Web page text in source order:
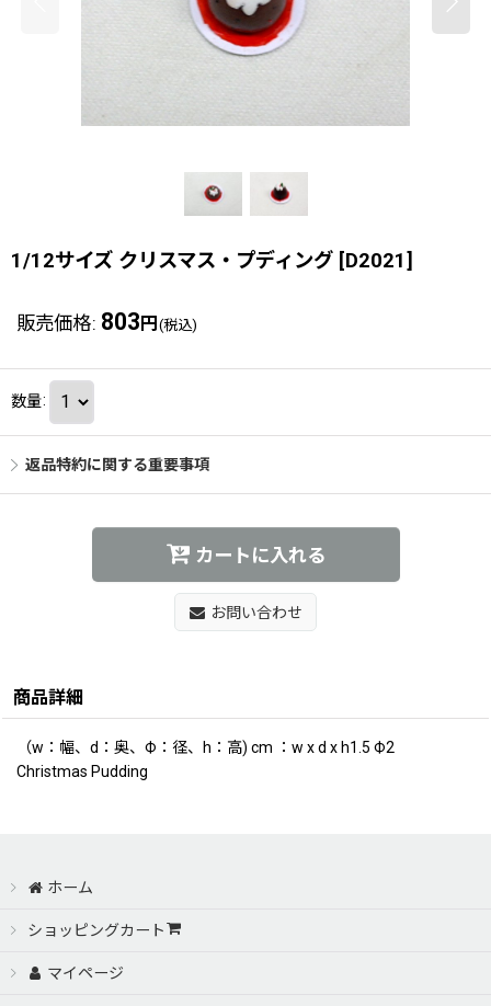
1/12サイズ クリスマス・プディング [D2021]
販売価格: 803 円 (税込)
数量:
返品特約に関する重要事項
カートに入れる
お問い合わせ
商品詳細
（w：幅、d：奥、Ф：径、h：高) cm ：w x d x h1.5 Ф2
Christmas Pudding
ホーム
ショッピングカート
マイページ